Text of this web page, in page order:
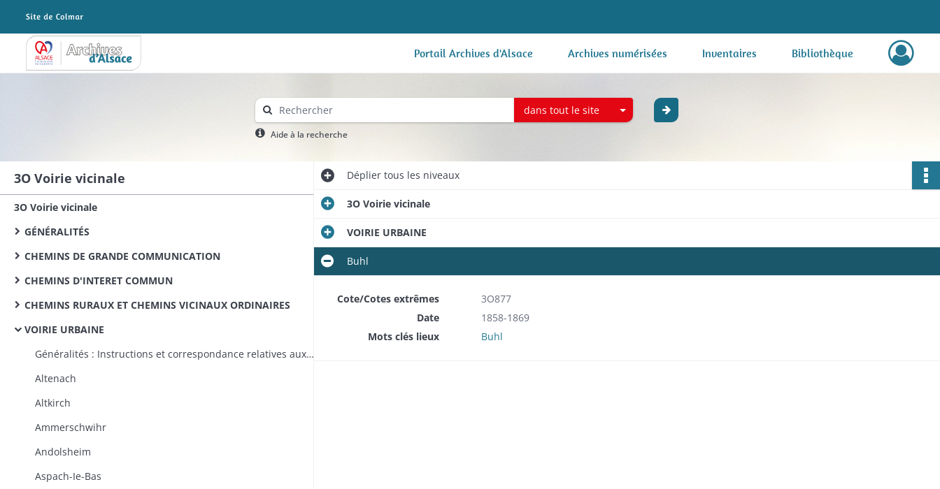
Archives Alsace - Colmar Portail Archives d'Alsace Archives numérisées Inventaires Bibliothèque
dans tout le site
Aide à la recherche
3O Voirie vicinale
3O Voirie vicinale
GÉNÉRALITÉS
CHEMINS DE GRANDE COMMUNICATION
CHEMINS D'INTERET COMMUN
CHEMINS RURAUX ET CHEMINS VICINAUX ORDINAIRES
VOIRIE URBAINE
Généralités : Instructions et correspondance relatives aux plans généraux d'alignement des villes, à l'ouverture, à l'élargissement et à l'alignement des rues, à la propriété des routes impériales et départementales dans les traverses des villes, à l'éclairage public au gaz
Altenach
Altkirch
Ammerschwihr
Andolsheim
Aspach-Ie-Bas
Dépliertous les niveaux
3O Voirie vicinale
VOIRIE URBAINE
Buhl
Cote/Cotes extrêmes
3O877
Date
1858-1869
Mots clés lieux
Buhl